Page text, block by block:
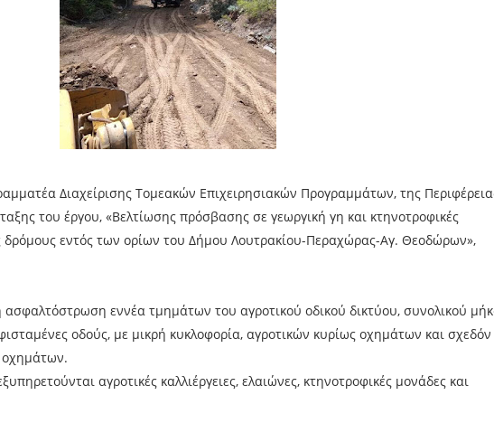
Διαχείρισης Τομεακών Επιχειρησιακών Προγραμμάτων, της
του έργου, «Βελτίωσης πρόσβασης σε γεωργική γη και κτηνοτροφικές
δρόμους εντός των ορίων του Δήμου Λουτρακίου-Περαχώρας-Αγ. Θεοδώρων»,
εννέα τμημάτων του αγροτικού οδικού δικτύου, συνολικού
οδούς, με μικρή κυκλοφορία, αγροτικών κυρίως οχημάτων και σχεδόν
οχημάτων.
αγροτικές καλλιέργειες, ελαιώνες, κτηνοτροφικές μονάδες και